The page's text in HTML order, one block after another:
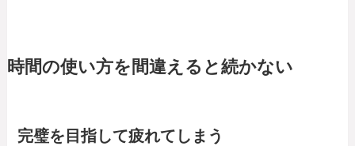
時間の使い方を間違えると続かない
完璧を目指して疲れてしまう